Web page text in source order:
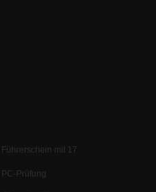
Führerschein mit 17
PC-Prüfung